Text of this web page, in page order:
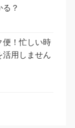
？
便！忙しい時
用しません